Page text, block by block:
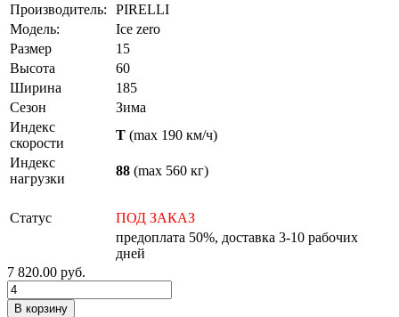
Производитель:
PIRELLI
Модель:
Ice zero
Размер
15
Высота
60
Ширина
185
Сезон
Зима
Индекс
скорости
T (max 190 км/ч)
Индекс
нагрузки
88 (max 560 кг)
Статус
ПОД ЗАКАЗ
предоплата 50%, доставка 3-10 рабочих
дней
7 820.00 руб.
В корзину